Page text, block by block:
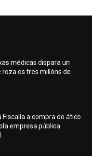
médicas dispara un
roza os tres millóns de
Fiscalía a compra do ático
empresa pública